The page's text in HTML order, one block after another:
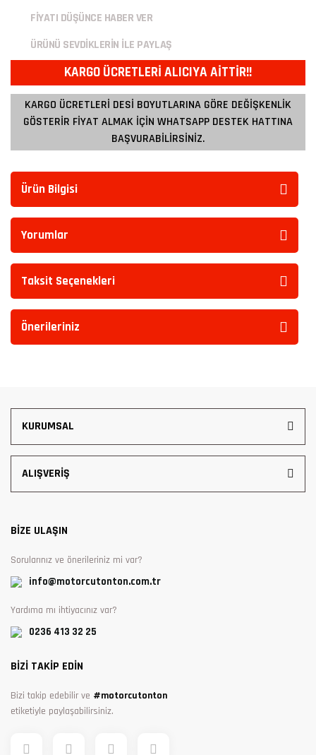
FİYATI DÜŞÜNCE HABER VER
ÜRÜNÜ SEVDİKLERİN İLE PAYLAŞ
KARGO ÜCRETLERİ ALICIYA AİTTİR!!
KARGO ÜCRETLERİ DESİ BOYUTLARINA GÖRE DEĞİŞKENLİK
GÖSTERİR FİYAT ALMAK İÇİN WHATSAPP DESTEK HATTINA
BAŞVURABİLİRSİNİZ.
Ürün Bilgisi
Yorumlar
Taksit Seçenekleri
Önerileriniz
KURUMSAL
ALIŞVERİŞ
BİZE ULAŞIN
Sorularınız ve önerileriniz mi var?
info@motorcutonton.com.tr
Yardıma mı ihtiyacınız var?
0236 413 32 25
BİZİ TAKİP EDİN
Bizi takip edebilir ve #motorcutonton
etiketiyle paylaşabilirsiniz.